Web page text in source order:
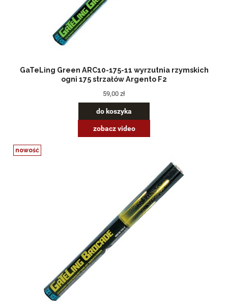
GaTeLing Green ARC10-175-11 wyrzutnia rzymskich
ogni 175 strzałów Argento F2
59,00 zł
do koszyka
zobacz video
nowość